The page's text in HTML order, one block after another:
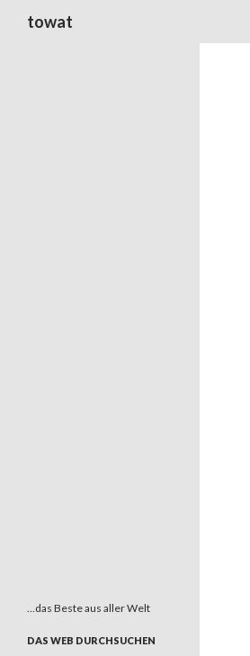
towat
…das Beste aus aller Welt
DAS WEB DURCHSUCHEN